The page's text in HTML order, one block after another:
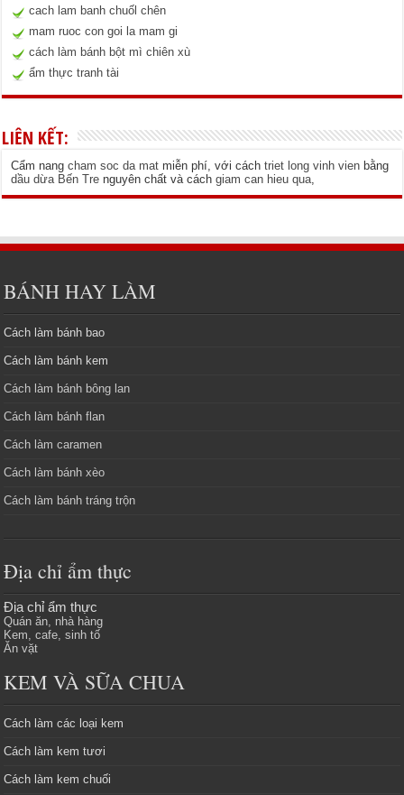
cach lam banh chuốl chên
mam ruoc con goi la mam gi
cách làm bánh bột mì chiên xù
ẩm thực tranh tài
LIÊN KẾT:
Cẩm nangcham soc da mat miễn phí, với cáchtriet long vinh vien bằng
dầu dừa Bến Tre nguyên chất và cáchgiam can hieu qua,
BÁNH HAY LÀM
Cách làm bánh bao
Cách làm bánh kem
Cách làm bánh bông lan
Cách làm bánh flan
Cách làm caramen
Cách làm bánh xèo
Cách làm bánh tráng trộn
Địa chỉ ẩm thực
Địa chỉ ẩm thực
Quán ăn, nhà hàng
Kem, cafe, sinh tố
Ăn vặt
KEM VÀ SỮA CHUA
Cách làm các loại kem
Cách làm kem tươi
Cách làm kem chuối